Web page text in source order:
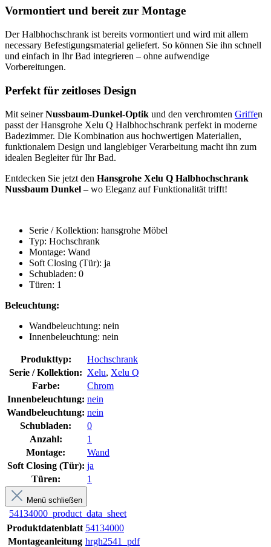
Vormontiert und bereit zur Montage
Der Halbhochschrank ist bereits vormontiert und wird mit allem
necessary Befestigungsmaterial geliefert. So können Sie ihn schnell
und einfach in Ihr Bad integrieren – ohne aufwendige
Vorbereitungen.
Perfekt für zeitloses Design
Mit seinerNussbaum-Dunkel-Optik und den verchromten Griffen
passt der Hansgrohe Xelu Q Halbhochschrank perfekt in moderne
Badezimmer. Die Kombination aus hochwertigen Materialien,
funktionalem Design und langlebiger Verarbeitung macht ihn zum
idealen Begleiter für Ihr Bad.
Entdecken Sie jetzt den Hansgrohe Xelu Q Halbhochschrank
Nussbaum Dunkel – wo Eleganz auf Funktionalität trifft!
Serie / Kollektion: hansgrohe Möbel
Typ: Hochschrank
Montage: Wand
Soft Closing (Tür): ja
Schubladen: 0
Türen: 1
Beleuchtung:
Wandbeleuchtung: nein
Innenbeleuchtung: nein
Produkttyp:
Hochschrank
Serie / Kollektion: Xelu, Xelu Q
Farbe:
Chrom
Innenbeleuchtung: nein
Wandbeleuchtung: nein
Schubladen:
0
Anzahl:
1
Montage:
Wand
Soft Closing (Tür): ja
Türen:
1
Menü schließen
54134000_product_data_sheet
Produktdatenblatt 54134000
Montageanleitung hrgh2541_pdf